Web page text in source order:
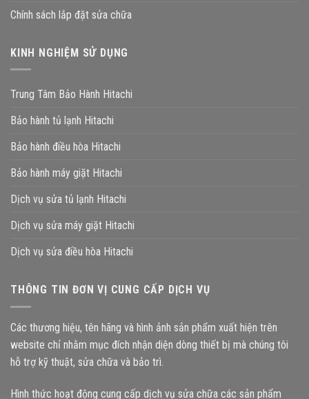
Chính sách lắp đặt sửa chữa
KINH NGHIỆM SỬ DỤNG
Trung Tâm Bảo Hành Hitachi
Bảo hành tủ lạnh Hitachi
Bảo hành điều hòa Hitachi
Bảo hành máy giặt Hitachi
Dịch vụ sửa tủ lạnh Hitachi
Dịch vụ sửa máy giặt Hitachi
Dịch vụ sửa điều hòa Hitachi
THÔNG TIN ĐƠN VỊ CUNG CẤP DỊCH VỤ
Các thương hiệu, tên hãng và hình ảnh sản phẩm xuất hiện trên
website chỉ nhằm mục đích nhận diện dòng thiết bị mà chúng tôi
hỗ trợ kỹ thuật, sửa chữa và bảo trì.
Hình thức hoạt động cung cấp dịch vụ sửa chữa các sản phẩm